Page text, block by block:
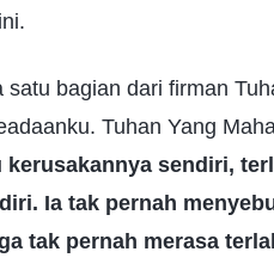
satu bagian dari firman
Tuhan Yang
kerusakannya sendiri,
Ia tak pernah
tak pernah merasa